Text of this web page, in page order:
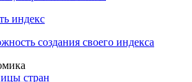
Центральных Банков
центральных банков
индекс